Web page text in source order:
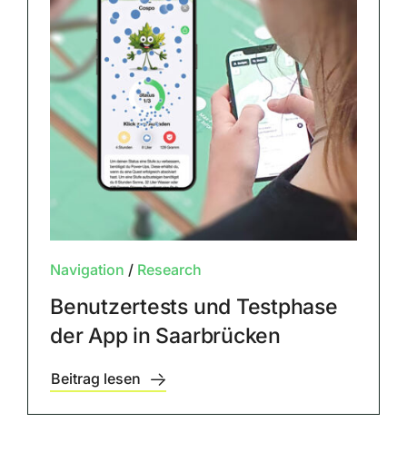
Navigation / Research
Benutzertests und Testphase
der App in Saarbrücken
Beitrag lesen